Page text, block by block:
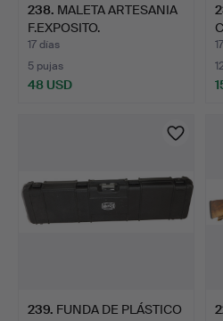
238. MALETA ARTESANIA
F.EXPOSITO.
17 días
5 pujas
48 USD
239. FUNDA DE PLÁSTICO